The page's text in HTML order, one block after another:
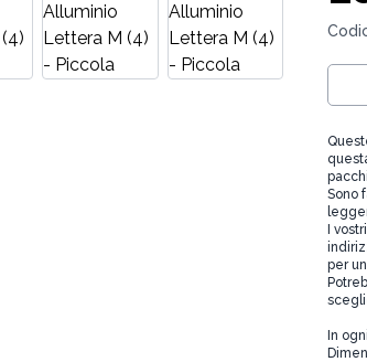
Sono
I
per
In